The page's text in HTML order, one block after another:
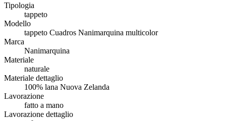
Tipologia
tappeto
Modello
tappeto Cuadros Nanimarquina multicolor
Marca
Nanimarquina
Materiale
naturale
Materiale dettaglio
100% lana Nuova Zelanda
Lavorazione
fatto a mano
Lavorazione dettaglio